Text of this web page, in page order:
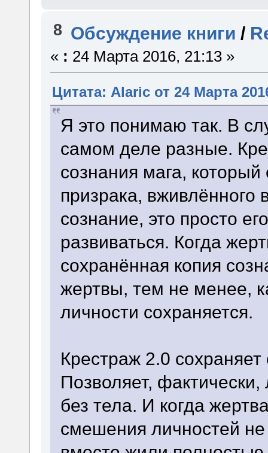
8 Обсуждение книги /
« : 24 Марта 2016, 21:13 »
Цитата: Alaric от 24 Марта
Я это понимаю так. В
самом деле разные.
сознания мага,
призрака, вживлённого
сознание, это просто
развиваться. Когда
сохранённая копия
жертвы, тем не менее,
личности сохраняется.
Крестраж 2.0
Позволяет,
без тела. И когда
смешения личностей